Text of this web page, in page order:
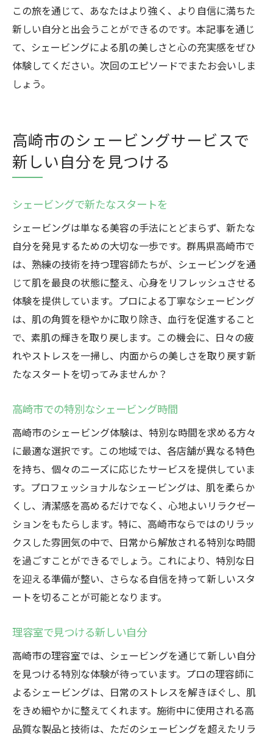
この旅を通じて、あなたはより強く、より自信に満ちた
新しい自分と出会うことができるのです。本記事を通じ
て、シェービングによる肌の美しさと心の充実感をぜひ
体験してください。次回のエピソードでまたお会いしま
しょう。
高崎市のシェービングサービスで
新しい自分を見つける
シェービングで新たなスタートを
シェービングは単なる美容の手法にとどまらず、新たな
自分を発見するための大切な一歩です。群馬県高崎市で
は、熟練の技術を持つ理容師たちが、シェービングを通
じて肌を最良の状態に整え、心身をリフレッシュさせる
体験を提供しています。プロによる丁寧なシェービング
は、肌の角質を穏やかに取り除き、血行を促進すること
で、素肌の輝きを取り戻します。この機会に、日々の疲
れやストレスを一掃し、内面からの美しさを取り戻す新
たなスタートを切ってみませんか？
高崎市での特別なシェービング時間
高崎市のシェービング体験は、特別な時間を求める方々
に最適な選択です。この地域では、各店舗が異なる特色
を持ち、個々のニーズに応じたサービスを提供していま
す。プロフェッショナルなシェービングは、肌を柔らか
くし、清潔感を高めるだけでなく、心地よいリラクゼー
ションをもたらします。特に、高崎市ならではのリラッ
クスした雰囲気の中で、日常から解放される特別な時間
を過ごすことができるでしょう。これにより、特別な日
を迎える準備が整い、さらなる自信を持って新しいスタ
ートを切ることが可能となります。
理容室で見つける新しい自分
高崎市の理容室では、シェービングを通じて新しい自分
を見つける特別な体験が待っています。プロの理容師に
よるシェービングは、日常のストレスを解きほぐし、肌
をきめ細やかに整えてくれます。施術中に使用される高
品質な製品と技術は、ただのシェービングを超えたリラ